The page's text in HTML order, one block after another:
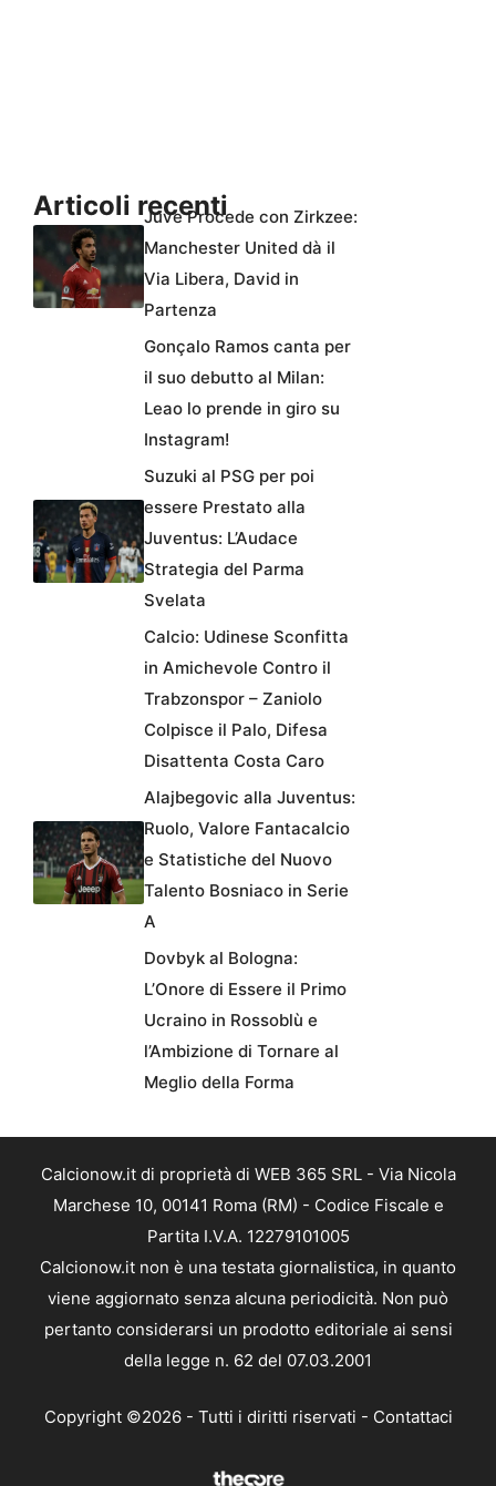
Articoli recentiJuve Procede con Zirkzee:
Manchester United dà il
Via Libera, David in
Partenza
Gonçalo Ramos canta per
il suo debutto al Milan:
Leao lo prende in giro su
Instagram!
Suzuki al PSG per poi
essere Prestato alla
Juventus: L’Audace
Strategia del Parma
Svelata
Calcio: Udinese Sconfitta
in Amichevole Contro il
Trabzonspor – Zaniolo
Colpisce il Palo, Difesa
Disattenta Costa Caro
Alajbegovic alla Juventus:
Ruolo, Valore Fantacalcio
e Statistiche del Nuovo
Talento Bosniaco in Serie
A
Dovbyk al Bologna:
L’Onore di Essere il Primo
Ucraino in Rossoblù e
l’Ambizione di Tornare al
Meglio della Forma
Calcionow.it di proprietà di WEB 365 SRL - Via Nicola
Marchese 10, 00141 Roma (RM) - Codice Fiscale e
Partita I.V.A. 12279101005
Calcionow.it non è una testata giornalistica, in quanto
viene aggiornato senza alcuna periodicità. Non può
pertanto considerarsi un prodotto editoriale ai sensi
della legge n. 62 del 07.03.2001
Copyright ©2026 - Tutti i diritti riservati - Contattaci